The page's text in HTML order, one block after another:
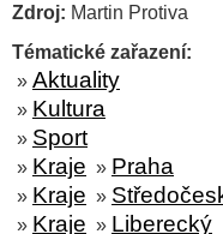
Zdroj: Martin Protiva
Tématické zařazení:
» Aktuality
» Kultura
» Sport
» Kraje » Praha
» Kraje »
» Kraje » Liberecký